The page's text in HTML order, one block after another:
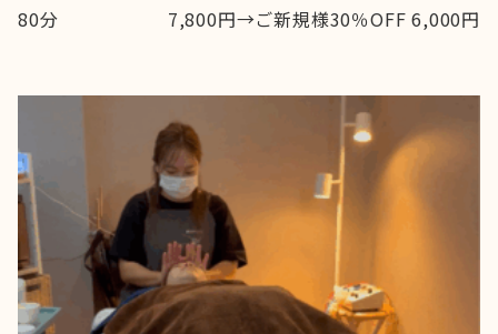
80分 7,800円→ご新規様30％OFF 6,000円